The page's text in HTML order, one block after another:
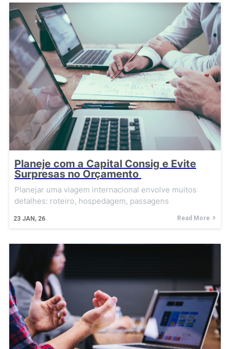
Planeje com a Capital Consig e Evite
Surpresas no Orçamento
23 JAN, 26
Planejar uma viagem internacional envolve muitos
detalhes: roteiro, hospedagem, passagens
Read More